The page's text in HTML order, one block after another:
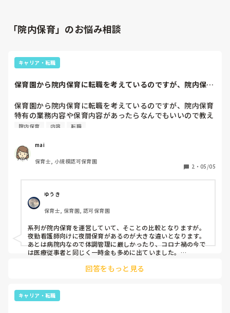
「院内保育」のお悩み相談
キャリア・転職
保育園から院内保育に転職を考えているのですが、院内保育
保育園から院内保育に転職を考えているのですが、院内保育
特有の業務内容や保育内容があったらなんでもいいので教え
てください！
院内保育 内容 転職
mai
保育士, 小規模認可保育園
2 ・ 05/05
ゆうき
保育士, 保育園, 認可保育園
系列が院内保育を運営していて、そことの比較となりますが。
夜勤看護師向けに夜間保育があるのが大きな違いとなります。
あとは病院内なので体調管理に厳しかったり、コロナ禍の今で
は医療従事者と同じく一時金も多めに出ていました。
回答をもっと見る
キャリア・転職